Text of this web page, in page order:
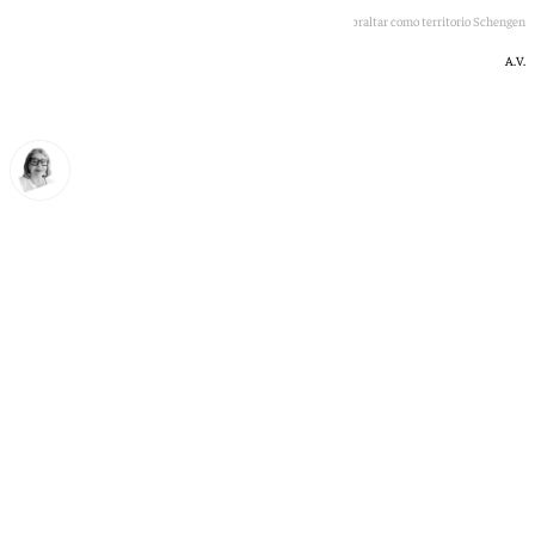
ritmo frenético en la verja fronteriza para dar paso a Gibraltar como territorio Schengen
A.V.